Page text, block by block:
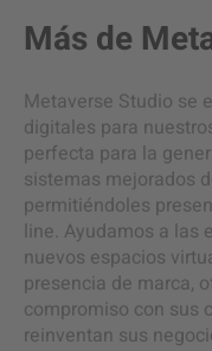
Más de
Metaverse Studio se
digitales para
perfecta para la
sistemas mejorados
permitiéndoles
line. Ayudamos a las
nuevos espacios
presencia de marca,
compromiso con sus
reinventan sus